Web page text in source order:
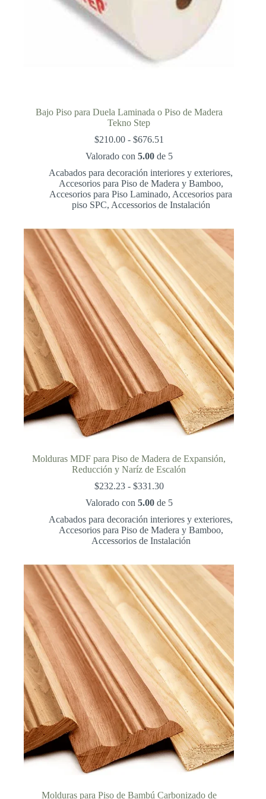
Bajo Piso para Duela Laminada o Piso de Madera
Tekno Step
$210.00 - $676.51
precios:
desde
$210.00
hasta
$676.51
Valorado con 5.00de 5
Acabados para decoración interiores y exteriores,
Accesorios para Piso de Madera y Bamboo,
Accesorios para Piso Laminado, Accesorios para
piso SPC, Accessorios de Instalación
Molduras MDF para Piso de Madera de Expansión,
Reducción y Naríz de Escalón
$232.23 - $331.30Rango
precios:
desde
$232.23
hasta
Valorado con 5.00de 5
Acabados para decoración interiores y exteriores,
Accesorios para Piso de Madera y Bamboo,
Accessorios de Instalación
Molduras para Piso de Bambú Carbonizado de